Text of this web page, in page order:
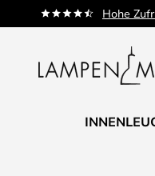
Hohe
Zum
Inhalt